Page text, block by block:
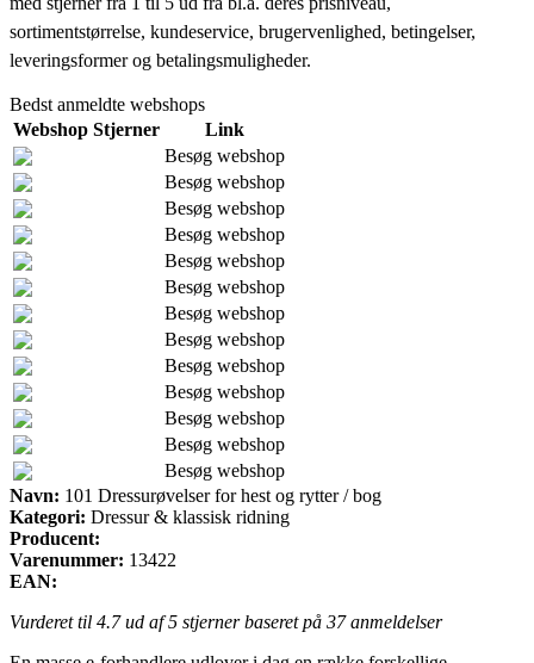
sortimentstørrelse, kundeservice, brugervenlighed, betingelser,
leveringsformer og betalingsmuligheder.
Bedst anmeldte webshops
Webshop Stjerner
Link
Besøg webshop
Besøg webshop
Besøg webshop
Besøg webshop
Besøg webshop
Besøg webshop
Besøg webshop
Besøg webshop
Besøg webshop
Besøg webshop
Besøg webshop
Besøg webshop
Besøg webshop
Navn: 101 Dressurøvelser for hest og rytter / bog
Kategori: Dressur & klassisk ridning
Producent:
Varenummer: 13422
EAN:
Vurderet til 4.7ud af 5 stjerner baseret på 37anmeldelser